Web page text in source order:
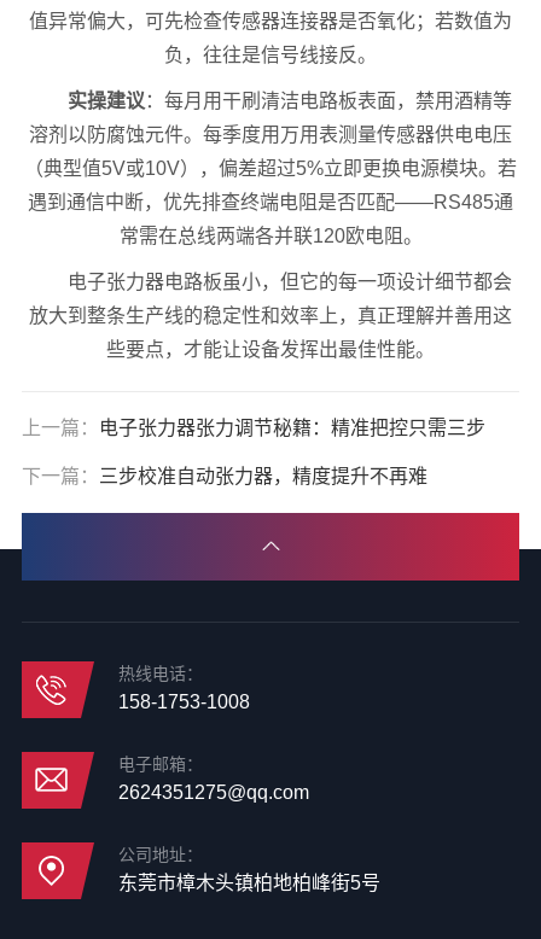
值异常偏大，可先检查传感器连接器是否氧化；若数值为
负，往往是信号线接反。
实操建议 ：每月用干刷清洁电路板表面，禁用酒精等
溶剂以防腐蚀元件。每季度用万用表测量传感器供电电压
（典型值5V或10V），偏差超过5%立即更换电源模块。若
遇到通信中断，优先排查终端电阻是否匹配——RS485通
常需在总线两端各并联120欧电阻。
电子张力器电路板虽小，但它的每一项设计细节都会
放大到整条生产线的稳定性和效率上，真正理解并善用这
些要点，才能让设备发挥出最佳性能。
上一篇： 电子张力器张力调节秘籍：精准把控只需三步
下一篇： 三步校准自动张力器，精度提升不再难
热线电话：
158-1753-1008
电子邮箱：
2624351275@qq.com
公司地址：
东莞市樟木头镇柏地柏峰街5号